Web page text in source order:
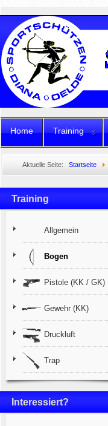
Home Training
Aktuelle Seite: Startseite
Training
Allgemein
Bogen
Pistole (KK / GK)
Gewehr (KK)
Druckluft
Trap
Interessiert?